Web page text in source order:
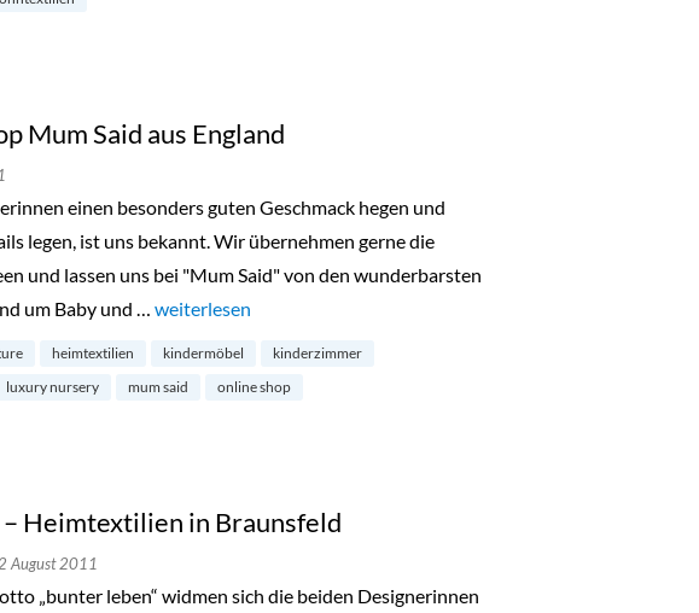
Mum Said aus England
einen besonders guten Geschmack hegen und
legen, ist uns bekannt. Wir übernehmen gerne die
und lassen uns bei "Mum Said" von den wunderbarsten
um Baby und … „Onlineshop Mum Said aus England“
weiterlesen
heimtextilien kindermöbel
kinderzimmer
luxury nursery mum said online shop
Heimtextilien in Braunsfeld
August 2011
„bunter leben“ widmen sich die beiden Designerinnen